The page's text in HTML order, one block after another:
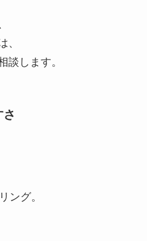
、
談します。
さ
ング。